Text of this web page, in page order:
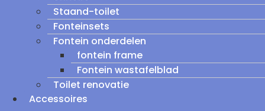
Staand-toilet
Fonteinsets
Fontein onderdelen
fontein frame
Fontein wastafelblad
Toilet renovatie
Accessoires